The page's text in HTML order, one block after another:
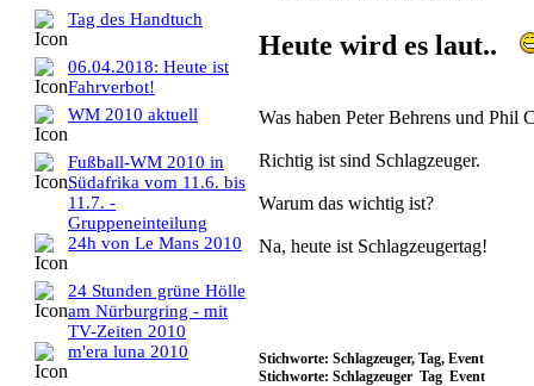
Tag des Handtuch
06.04.2018: Heute ist
Fahrverbot!
WM 2010 aktuell
Fußball-WM 2010 in
Südafrika vom 11.6. bis
11.7. -
Gruppeneinteilung
24h von Le Mans 2010
24 Stunden grüne Hölle
am Nürburgring - mit
TV-Zeiten 2010
m'era luna 2010
Heute wird es laut..
Was haben Peter Behrens und Phil
Richtig ist sind Schlagzeuger.
Warum das wichtig ist?
Na, heute ist Schlagzeugertag!
Stichworte: Schlagzeuger, Tag, Event
Stichworte: Schlagzeuger Tag Event